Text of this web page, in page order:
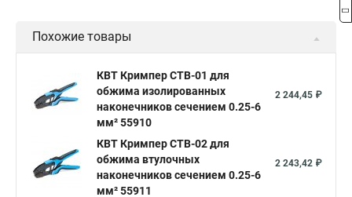
Похожие товары
КВТ Кримпер CTB-01 для
обжима изолированных
наконечников сечением 0.25-6
мм² 55910
2 244,45 ₽
КВТ Кримпер CTB-02 для
обжима втулочных
наконечников сечением 0.25-6
мм² 55911
2 243,42 ₽